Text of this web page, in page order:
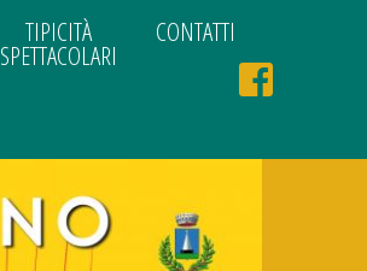
TIPICITÀ
SPETTACOLARI
CONTATTI